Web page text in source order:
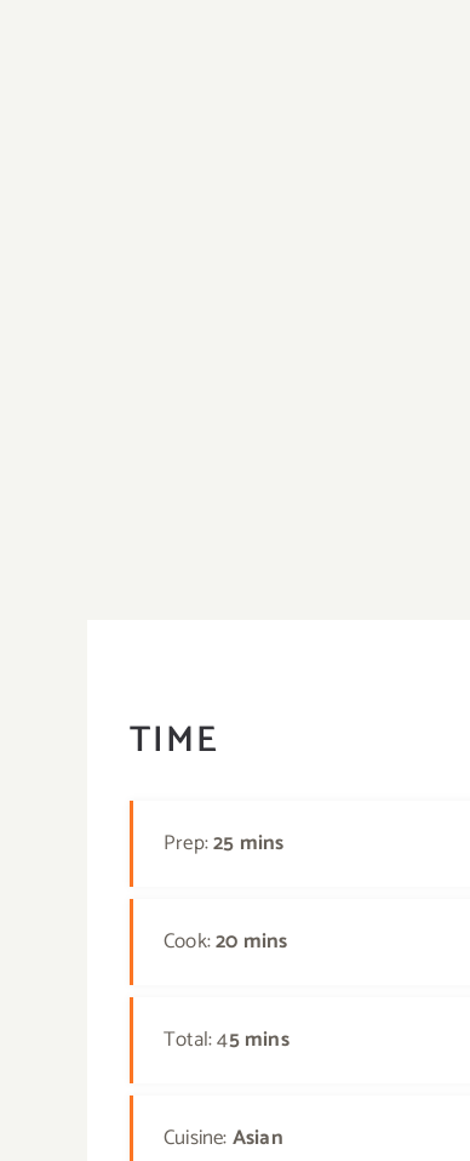
TIME
Prep:25 mins
Cook:20 mins
Total: 45 mins
Cuisine:Asian